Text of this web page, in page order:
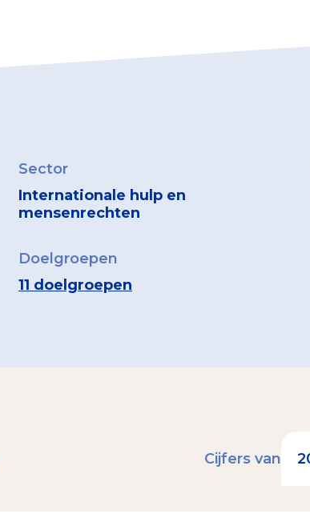
Sector
Internationale hulp en
mensenrechten
Doelgroepen
11 doelgroepen
Cijfers van